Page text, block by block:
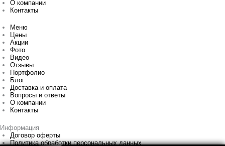
О компании
Контакты
Меню
Цены
Акции
Фото
Видео
Отзывы
Портфолио
Блог
Доставка и оплата
Вопросы и ответы
О компании
Контакты
Информация
Договор оферты
Политика обработки персональных данных